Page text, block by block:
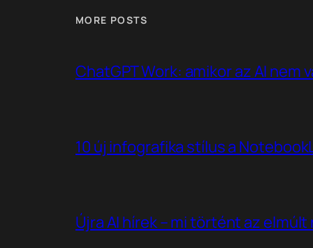
MORE POSTS
ChatGPT Work: amikor az AI
10 új infografika stílus a
Újra AI hírek – mi történt az elmúlt